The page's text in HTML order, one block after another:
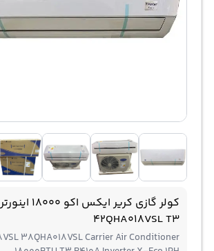
کولر گازی کریر ایکس اکو 18000 اینورتر
42QHA018VSL T3
38QHA018VSL Carrier Air Conditioner